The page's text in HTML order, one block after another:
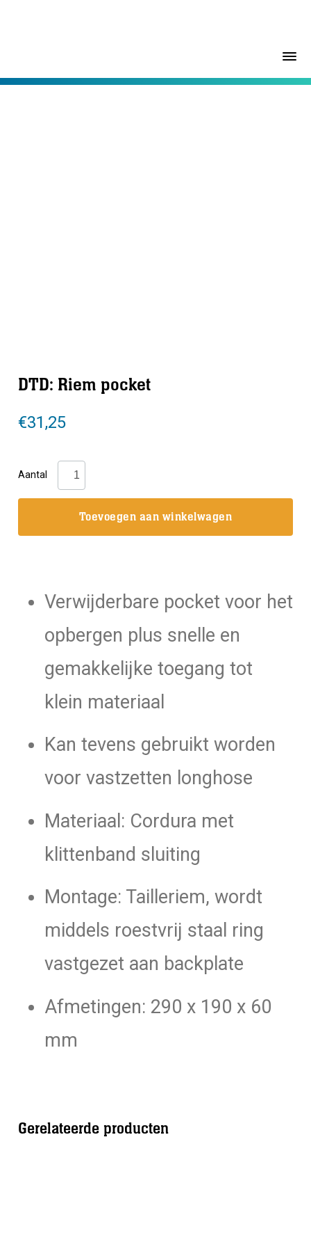
DTD: Riem pocket
€31,25
Aantal
DTD:
Riem
Toevoegen aan winkelwagen
Verwijderbare pocket voor het
opbergen plus snelle en
gemakkelijke toegang tot
klein materiaal
Kan tevens gebruikt worden
voor vastzetten longhose
Materiaal: Cordura met
klittenband sluiting
Montage: Tailleriem, wordt
middels roestvrij staal ring
vastgezet aan backplate
Afmetingen: 290 x 190 x 60
mm
Gerelateerde producten